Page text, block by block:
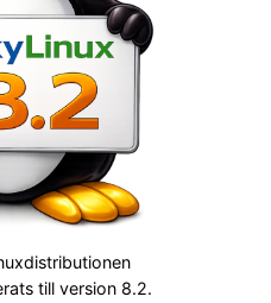
till version 8.2.